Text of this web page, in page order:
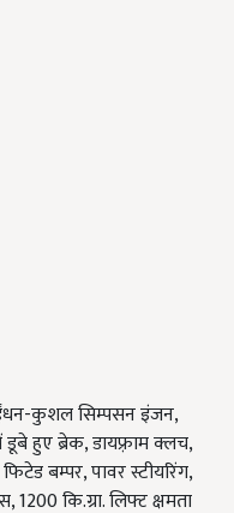
कुशल सिम्पसन इंजन,
हुए ब्रेक, डायफ़्राम क्लच,
बम्पर, पावर स्टीयरिंग,
कि.ग्रा. लिफ्ट क्षमता